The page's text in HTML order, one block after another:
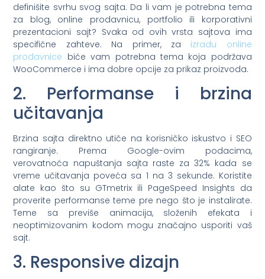
definišite svrhu svog sajta. Da li vam je potrebna tema
za blog, online prodavnicu, portfolio ili korporativni
prezentacioni sajt? Svaka od ovih vrsta sajtova ima
specifične zahteve. Na primer, za izradu online
prodavnice biće vam potrebna tema koja podržava
WooCommerce i ima dobre opcije za prikaz proizvoda.
2. Performanse i brzina
učitavanja
Brzina sajta direktno utiče na korisničko iskustvo i SEO
rangiranje. Prema Google-ovim podacima,
verovatnoća napuštanja sajta raste za 32% kada se
vreme učitavanja poveća sa 1 na 3 sekunde. Koristite
alate kao što su GTmetrix ili PageSpeed Insights da
proverite performanse teme pre nego što je instalirate.
Teme sa previše animacija, složenih efekata i
neoptimizovanim kodom mogu značajno usporiti vaš
sajt.
3. Responsive dizajn